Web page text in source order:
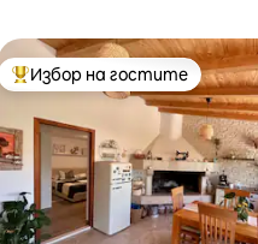
Най-популярен избор на
Избор на гостите